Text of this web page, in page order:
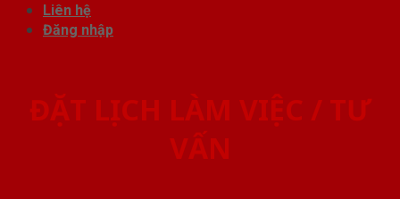
Liên hệ
Đăng nhập
ĐẶT LỊCH LÀM VIỆC / TƯ
VẤN